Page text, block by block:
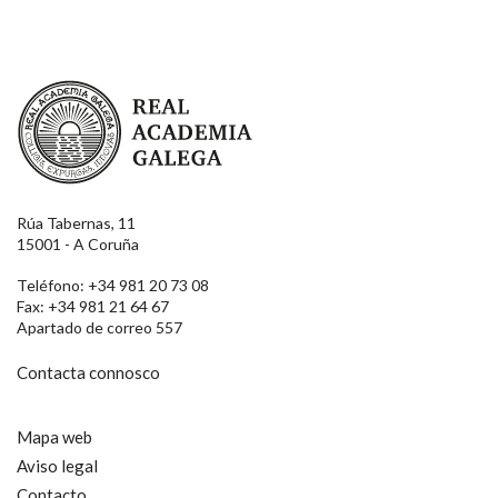
Real Academia Galega
Rúa Tabernas, 11
15001 - A Coruña
Teléfono: +34 981 20 73 08
Fax: +34 981 21 64 67
Apartado de correo 557
Contacta connosco
Mapa web
Aviso legal